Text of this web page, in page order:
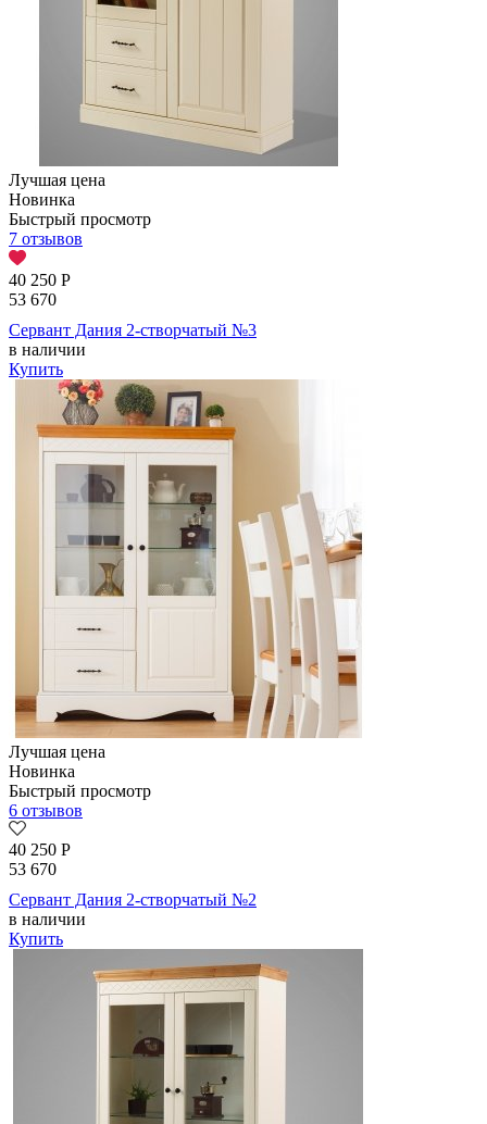
Лучшая цена
Новинка
Быстрый просмотр
7 отзывов
40 250 Р
53 670
Сервант Дания 2-створчатый №3
в наличии
Купить
Лучшая цена
Новинка
Быстрый просмотр
6 отзывов
40 250 Р
53 670
Сервант Дания 2-створчатый №2
в наличии
Купить